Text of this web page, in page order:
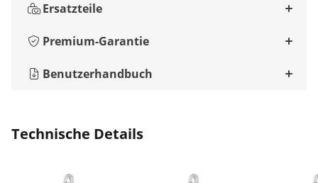
Ersatzteile
Premium-Garantie
Benutzerhandbuch
Technische Details